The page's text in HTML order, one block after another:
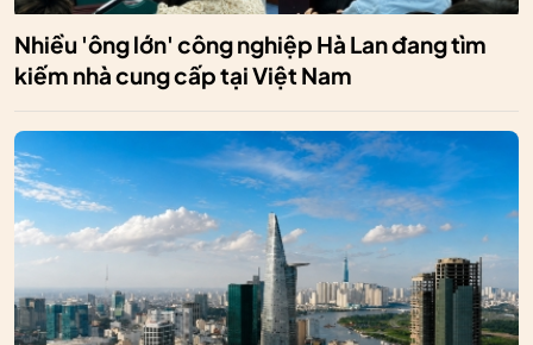
Nhiều 'ông lớn' công nghiệp Hà Lan đang tìm
kiếm nhà cung cấp tại Việt Nam